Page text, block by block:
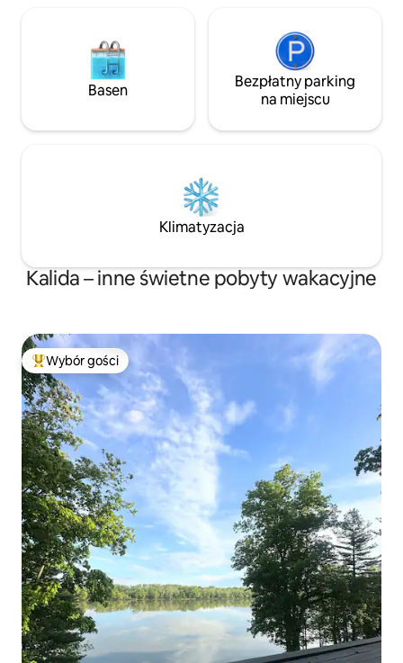
Basen
Bezpłatny parking
na miejscu
Klimatyzacja
Kalida – inne świetne pobyty wakacyjne
Najpopularniejsze z kategorii Wybór gości
Wybór gości